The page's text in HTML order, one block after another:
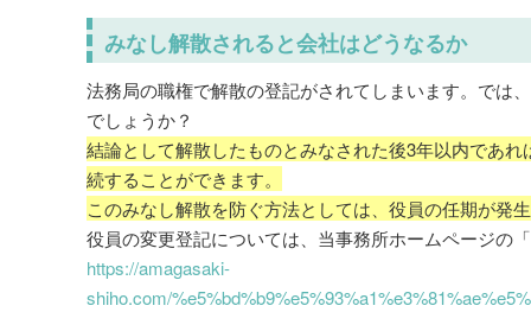
みなし解散されると会社はどうなるか
法務局の職権で解散の登記がされてしまいます。では
でしょうか？
結論として解散したものとみなされた後3年以内であ
続することができます。
このみなし解散を防ぐ方法としては、役員の任期が発
役員の変更登記については、当事務所ホームページの
https://amagasaki-
shiho.com/